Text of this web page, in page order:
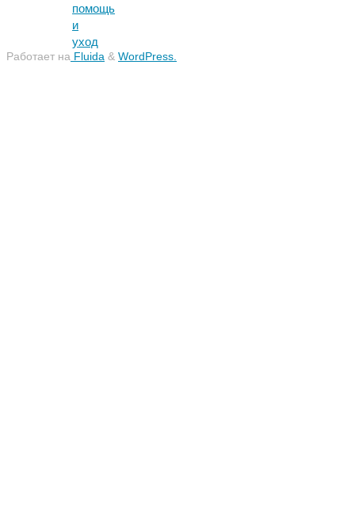
помощь
и
уход
Работает на Fluida & WordPress.